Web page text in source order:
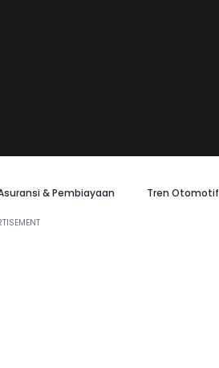
& Pembiayaan Tren Otomotif